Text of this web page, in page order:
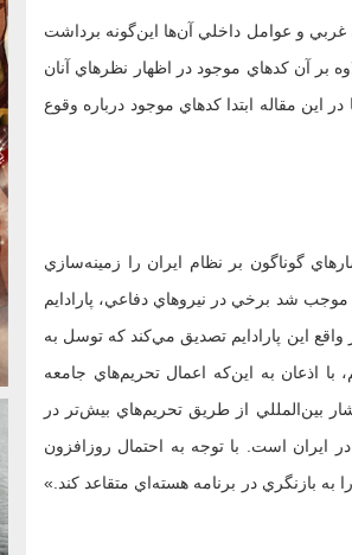
و عوامل داخلي آن‌ها اين‌گونه برداشت
بر آن کدهاي موجود در اظهار نظرهاي آنان
مقاله ابتدا کدهاي موجود در‌باره وقوع
گوناگون بر نظام ايران را زمينه‌سازي
شد برخي در نيروهاي دفاعي، پارادايم
اين پارادايم تصديق مي‌کند که توسل به
اذعان به اين‌که اعمال تحريم‌هاي جامعه‌
بين‌المللي از طريق تحريم‌هاي بيش‌تر در
ايران است. با توجه به احتمال روزافزون
به بازنگري در برنامه‌ هسته‌اي متقاعد کند.»